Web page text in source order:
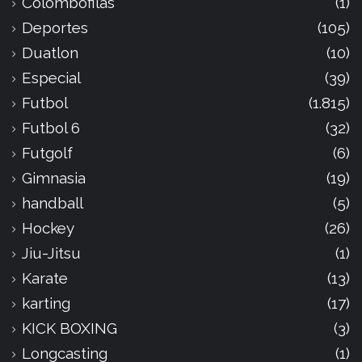
Deportes
(105)
Duatlon
(10)
Especial
(39)
Futbol
(1.815)
Futbol 6
(32)
Futgolf
(6)
Gimnasia
(19)
handball
(5)
Hockey
(26)
Jiu-Jitsu
(1)
Karate
(13)
karting
(17)
KICK BOXING
(3)
Longcasting
(1)